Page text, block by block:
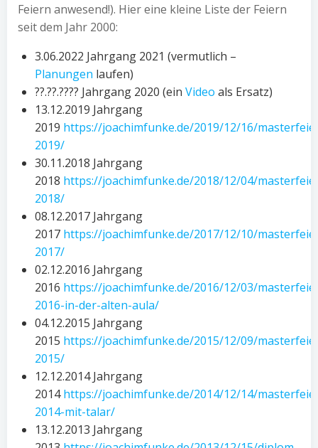
Feiern anwesend!). Hier eine kleine Liste der Feiern
seit dem Jahr 2000:
3.06.2022 Jahrgang 2021 (vermutlich –
Planungen laufen)
??.??.???? Jahrgang 2020 (ein Video als Ersatz)
13.12.2019 Jahrgang
2019 https://joachimfunke.de/2019/12/16/
2019/
30.11.2018 Jahrgang
2018 https://joachimfunke.de/2018/12/04/
2018/
08.12.2017 Jahrgang
2017 https://joachimfunke.de/2017/12/10/
2017/
02.12.2016 Jahrgang
2016 https://joachimfunke.de/2016/12/03/
2016-in-der-alten-aula/
04.12.2015 Jahrgang
2015 https://joachimfunke.de/2015/12/09/
2015/
12.12.2014 Jahrgang
2014https://joachimfunke.de/2014/12/14/
2014-mit-talar/
13.12.2013 Jahrgang